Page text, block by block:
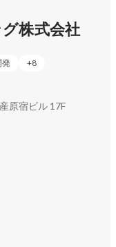
品・サービスの提
株式会社
+8
原宿ビル 17F